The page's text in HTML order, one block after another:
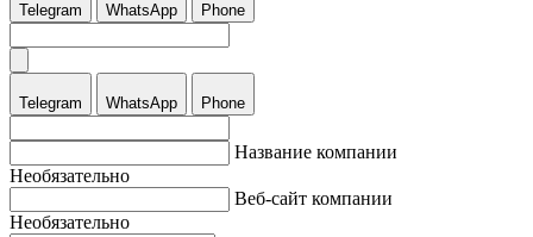
Telegram WhatsApp Phone
Telegram WhatsApp Phone
Название компании
Необязательно
Веб-сайт компании
Необязательно